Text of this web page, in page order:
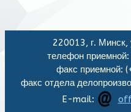
220013, г. Минск,
телефон
факс приемной:
факс отдела
E-mail: